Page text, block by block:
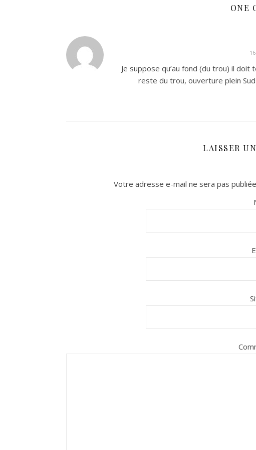
ONE
Je suppose qu’au fond (du trou) il
reste du trou, ouverture plein
LAISSER
Votre adresse e-mail ne sera pas